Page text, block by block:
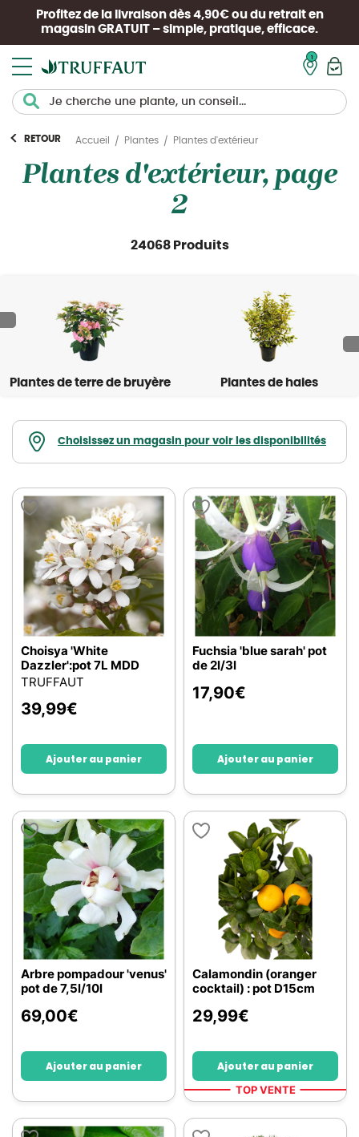
Profitez de la livraison dès 4,90€ ou du retrait en
magasin GRATUIT – simple, pratique, efficace.
RETOUR Accueil Plantes Plantes d'extérieur
Plantes d'extérieur, page
2
24068 Produits
Plantes de terre de bruyère Plantes de haies
Choisissez un magasin pour voir les disponibilités
Choisya 'White
Dazzler':pot 7L MDD
TRUFFAUT
39,99€
Ajouter au panier
Fuchsia 'blue sarah' pot
de 2l/3l
17,90€
Ajouter au panier
Arbre pompadour 'venus'
pot de 7,5l/10l
69,00€
Ajouter au panier
Calamondin (oranger
cocktail) : pot D15cm
29,99€
Ajouter au panier
TOP VENTE